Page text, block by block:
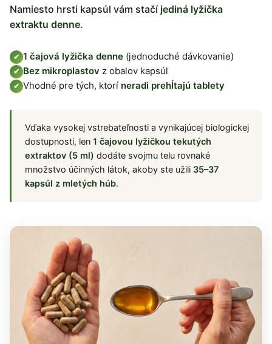
Namiesto hrsti kapsúl vám stačí jediná lyžička
extraktu denne.
✔ 1 čajová lyžička denne (jednoduché dávkovanie)
✔ Bez mikroplastov z obalov kapsúl
✔ Vhodné pre tých, ktorí neradi prehĺtajú tablety
Vďaka vysokej vstrebateľnosti a vynikajúcej biologickej
dostupnosti, len 1 čajovou lyžičkou tekutých
extraktov (5 ml) dodáte svojmu telu rovnaké
množstvo účinných látok, akoby ste užili 35–37
kapsúl z mletých húb.